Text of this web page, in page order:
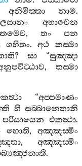
අනිමිත‍්තා නාම.
අභාවෙන
, තං
පන
ගහිතං.අථ
කස‍්මා
?සා “සුඤ‍්ඤා
,තස‍්මා
“අප‍්පමාණං
හි සබ‍්බානෙතානි
පරියායෙන එකත්‍ථා.
හොති,අඤ‍්ඤස‍්මිං
,අඤ‍්ඤස‍්මිං
.